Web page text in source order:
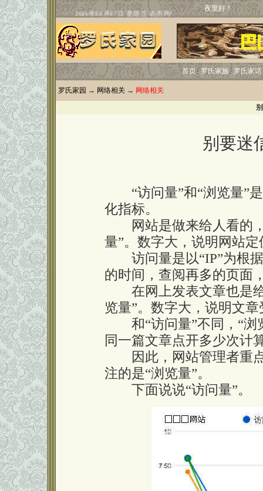
夜里好！
首页 罗氏家族 罗氏家话
罗氏家园 → 网络相关 → 网络相关
别要迷
“访问量”和“浏览量”是
化指标。
网站是做来给人看的，
量”。数字大，说明网站
访问量是以“IP”为根据
的时间，查阅再多的页面
在网上发表文章也是给
览量”。数字大，说明文
和“访问量”不同，“浏
同一篇文章点开多少次计
因此，网站管理者重点
注的是“浏览量”。
下面说说“访问量”。